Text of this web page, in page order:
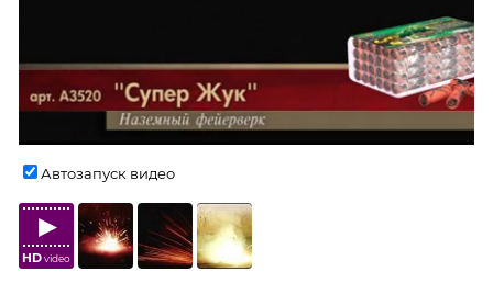
Автозапуск видео
HDvideo